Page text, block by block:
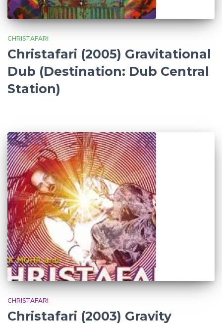
CHRISTAFARI
Christafari (2005) Gravitational
Dub (Destination: Dub Central
Station)
CHRISTAFARI
Christafari (2003) Gravity